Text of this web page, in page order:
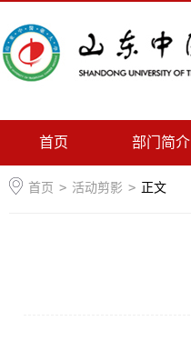
首页 部门简介
首页 > 活动剪影 > 正文